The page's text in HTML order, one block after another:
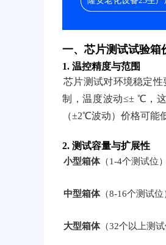
一、芯片测试试验箱
1. 温控精度与范围
芯片测试对环境稳定
制，温度波动≤± ℃，
（±2℃波动）价格可能
2. 测试容量与扩展性
小型箱体（1-4个测试位
中型箱体（8-16个测试
大型箱体（32个以上测